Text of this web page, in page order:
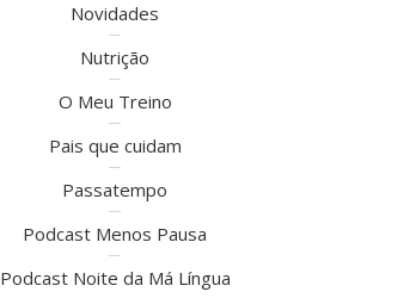
Novidades
Nutrição
O Meu Treino
Pais que cuidam
Passatempo
Podcast Menos Pausa
Podcast Noite da Má Língua